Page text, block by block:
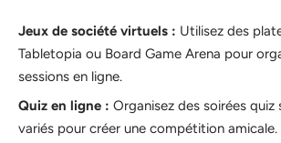
Jeux de société virtuels : Utilisez des
Tabletopia ou Board Game Arena pour
sessions en ligne.
Quiz en ligne : Organisez des soirées quiz
variés pour créer une compétition amicale.